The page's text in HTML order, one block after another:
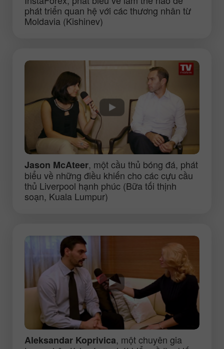
phát triển quan hệ với các thương nhân từ
Moldavia (Kishinev)
Jason McAteer, một cầu thủ bóng đá, phát
biểu về những điều khiến cho các cựu cầu
thủ Liverpool hạnh phúc (Bữa tối thịnh
soạn, Kuala Lumpur)
Aleksandar Koprivica, một chuyên gia